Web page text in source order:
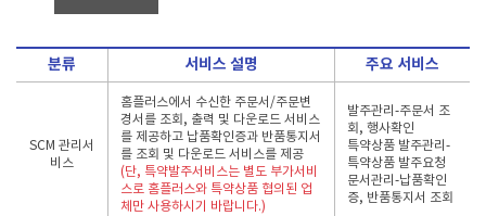
분류 서비스 설명 주요 서비스
SCM 관리서
비스
홈플러스에서 수신한 주문서/주문변
경서를 조회, 출력 및 다운로드 서비스
를 제공하고 납품확인증과 반품통지서
를 조회 및 다운로드 서비스를 제공
(단, 특약발주서비스는 별도 부가서비
스로 홈플러스와 특약상품 협의된 업
체만 사용하시기 바랍니다.)
발주관리-주문서 조
회, 행사확인
특약상품 발주관리-
특약상품 발주요청
문서관리-납품확인
증, 반품통지서 조회